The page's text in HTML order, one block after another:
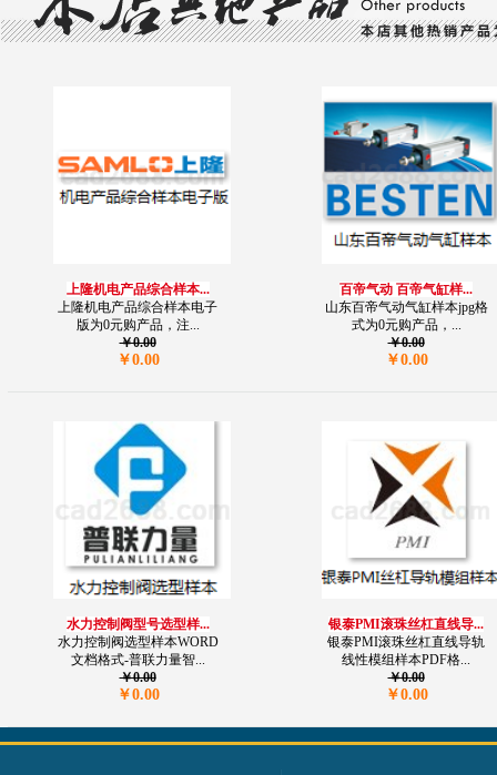
上隆机电产品综合样本...
上隆机电产品综合样本电子
版为0元购产品，注...
￥0.00
￥0.00
百帝气动 百帝气缸样...
山东百帝气动气缸样本jpg格
式为0元购产品，...
￥0.00
￥0.00
水力控制阀型号选型样...
水力控制阀选型样本WORD
文档格式-普联力量智...
￥0.00
￥0.00
银泰PMI滚珠丝杠直线导...
银泰PMI滚珠丝杠直线导轨
线性模组样本PDF格...
￥0.00
￥0.00